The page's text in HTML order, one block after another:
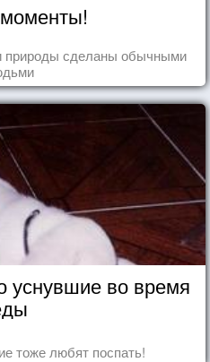
природы сделаны обычными
уснувшие во время
тоже любят поспать!